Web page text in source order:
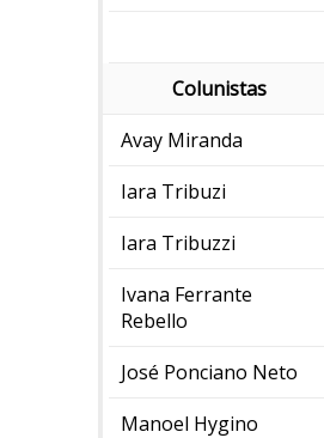
Colunistas
Avay Miranda
Iara Tribuzi
Iara Tribuzzi
Ivana Ferrante
Rebello
José Ponciano Neto
Manoel Hygino